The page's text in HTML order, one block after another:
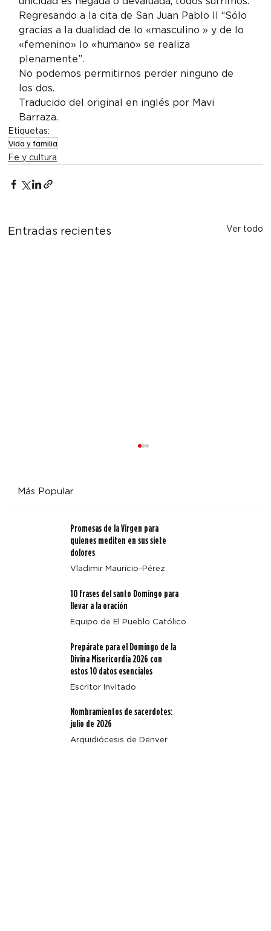
Regresando a la cita de San Juan Pablo II “Sólo
gracias a la dualidad de lo «masculino » y de lo
«femenino» lo «humano» se realiza
plenamente”.
No podemos permitirnos perder ninguno de
los dos.
Traducido del original en inglés por Mavi
Barraza.
Etiquetas:
Vida y familia
Fe y cultura
Entradas recientes Ver todo
Cuatro enseñanzas clave de Magnifica Humanitas
Más Popular
Promesas de la Virgen para
quienes mediten en sus siete
dolores
Vladimir Mauricio-Pérez
10 frases del santo Domingo para
llevar a la oración
Equipo de El Pueblo Católico
Prepárate para el Domingo de la
Divina Misericordia 2026 con
estos 10 datos esenciales
Escritor Invitado
Nombramientos de sacerdotes:
julio de 2026
Arquidiócesis de Denver